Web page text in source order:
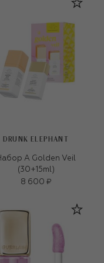
DRUNK ELEPHANT
A Golden Veil
(30+15ml)
8 600 ₽